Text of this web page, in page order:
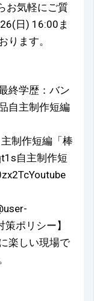
お気軽にご質
日) 16:00ま
ります。
終学歴：バン
自主制作短編
制作短編「棒
自主制作短
ポリシー】
楽しい現場で